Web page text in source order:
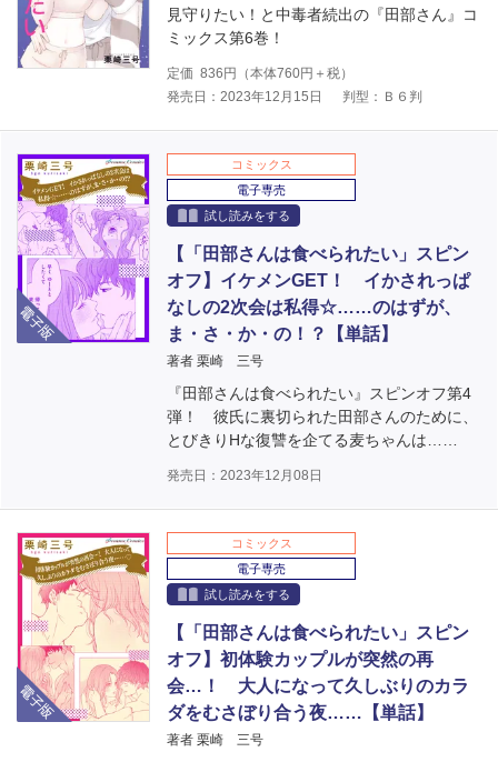
見守りたい！と中毒者続出の『田部さん』コ
ミックス第6巻！
定価 836 円（本体760円＋税）
発売日：2023年12月15日
判型：Ｂ６判
電子版
コミックス
電子専売
試し読みをする
【「田部さんは食べられたい」スピン
オフ】イケメンGET！ イかされっぱ
なしの2次会は私得☆……のはずが、
ま・さ・か・の！？【単話】
著者 栗崎 三号
『田部さんは食べられたい』スピンオフ第4
弾！ 彼氏に裏切られた田部さんのために、
とびきりHな復讐を企てる麦ちゃんは……
発売日：2023年12月08日
電子版
コミックス
電子専売
試し読みをする
【「田部さんは食べられたい」スピン
オフ】初体験カップルが突然の再
会…！ 大人になって久しぶりのカラ
ダをむさぼり合う夜……【単話】
著者 栗崎 三号